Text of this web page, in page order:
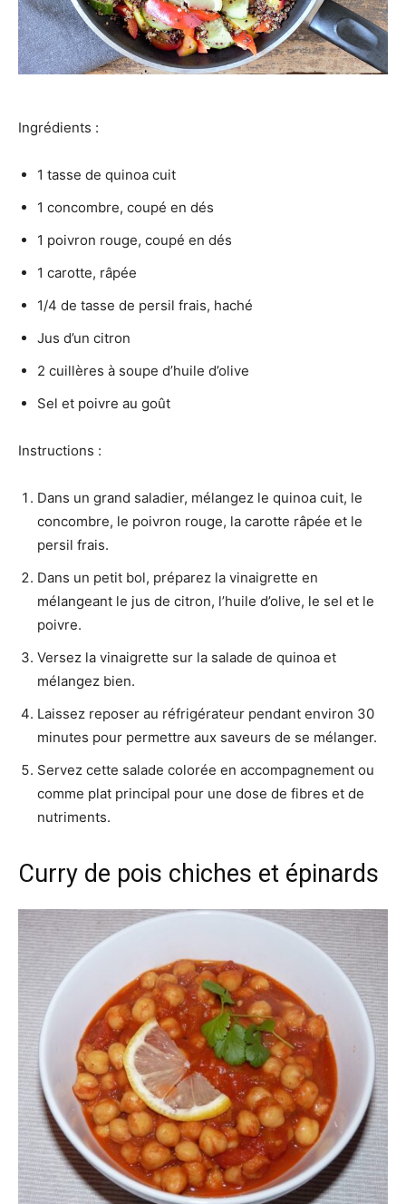
Ingrédients :
1 tasse de quinoa cuit
1 concombre, coupé en dés
1 poivron rouge, coupé en dés
1 carotte, râpée
1/4 de tasse de persil frais, haché
Jus d’un citron
2 cuillères à soupe d’huile d’olive
Sel et poivre au goût
Instructions :
Dans un grand saladier, mélangez le quinoa cuit, le
concombre, le poivron rouge, la carotte râpée et le
persil frais.
Dans un petit bol, préparez la vinaigrette en
mélangeant le jus de citron, l’huile d’olive, le sel et le
poivre.
Versez la vinaigrette sur la salade de quinoa et
mélangez bien.
Laissez reposer au réfrigérateur pendant environ 30
minutes pour permettre aux saveurs de se mélanger.
Servez cette salade colorée en accompagnement ou
comme plat principal pour une dose de fibres et de
nutriments.
Curry de pois chiches et épinards